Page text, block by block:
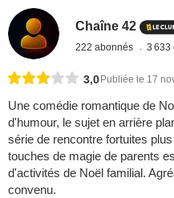
Chaîne 42
222 abonnés 3 633
3,0 Publiée le 17
Une comédie romantique de
d'humour, le sujet en arrière
série de rencontre fortuites
touches de magie de parents
d'activités de Noël familial.
convenu.